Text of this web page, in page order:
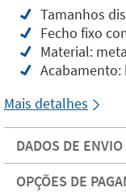
Tamanhos
Fecho fixo
Material:
Mais detalhes
DADOS DE ENVIO
OPÇÕES DE